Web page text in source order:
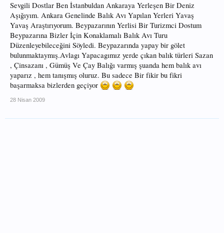
Sevgili Dostlar Ben İstanbuldan Ankaraya Yerleşen Bir Deniz
Aşığıyım. Ankara Genelinde Balık Avı Yapılan Yerleri Yavaş
Yavaş Araştırıyorum. Beypazarının Yerlisi Bir Turizmci Dostum
Beypazarına Bizler İçin Konaklamalı Balık Avı Turu
Düzenleyebileceğini Söyledi. Beypazarında yapay bir gölet
bulunmaktaymış.Avlagı Yapacagımız yerde çıkan balık türleri Sazan
, Çinsazanı , Gümüş Ve Çay Balığı varmış şuanda hem balık avı
yaparız , hem tanışmış oluruz. Bu sadece Bir fikir bu fikri
başarmaksa bizlerden geçiyor
28 Nisan 2009